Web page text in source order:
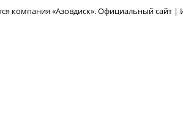
компания «Азовдиск». Официальный сайт |